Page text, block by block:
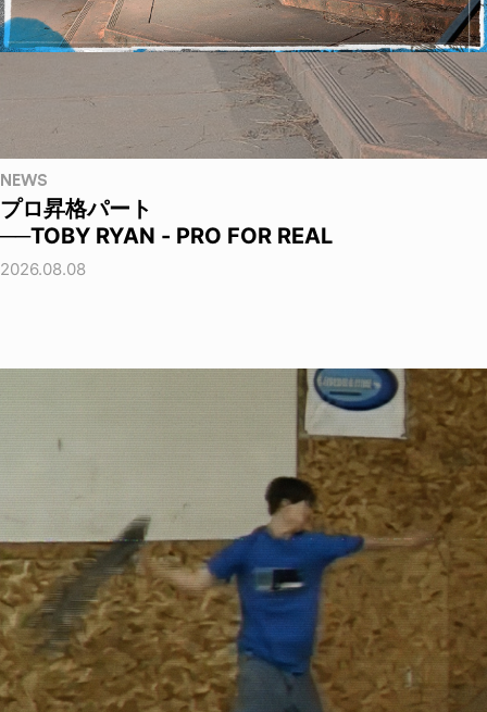
NEWS
プロ昇格パート
──TOBY RYAN - PRO FOR REAL
2026.08.08